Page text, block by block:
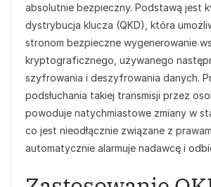
absolutnie bezpieczny. Podstawą jest
dystrybucja klucza (QKD), która
stronom bezpieczne wygenerowanie
kryptograficznego, używanego
szyfrowania i deszyfrowania danych.
podsłuchania takiej transmisji przez
powoduje natychmiastowe zmiany w
co jest nieodłącznie związane z
automatycznie alarmuje nadawcę i